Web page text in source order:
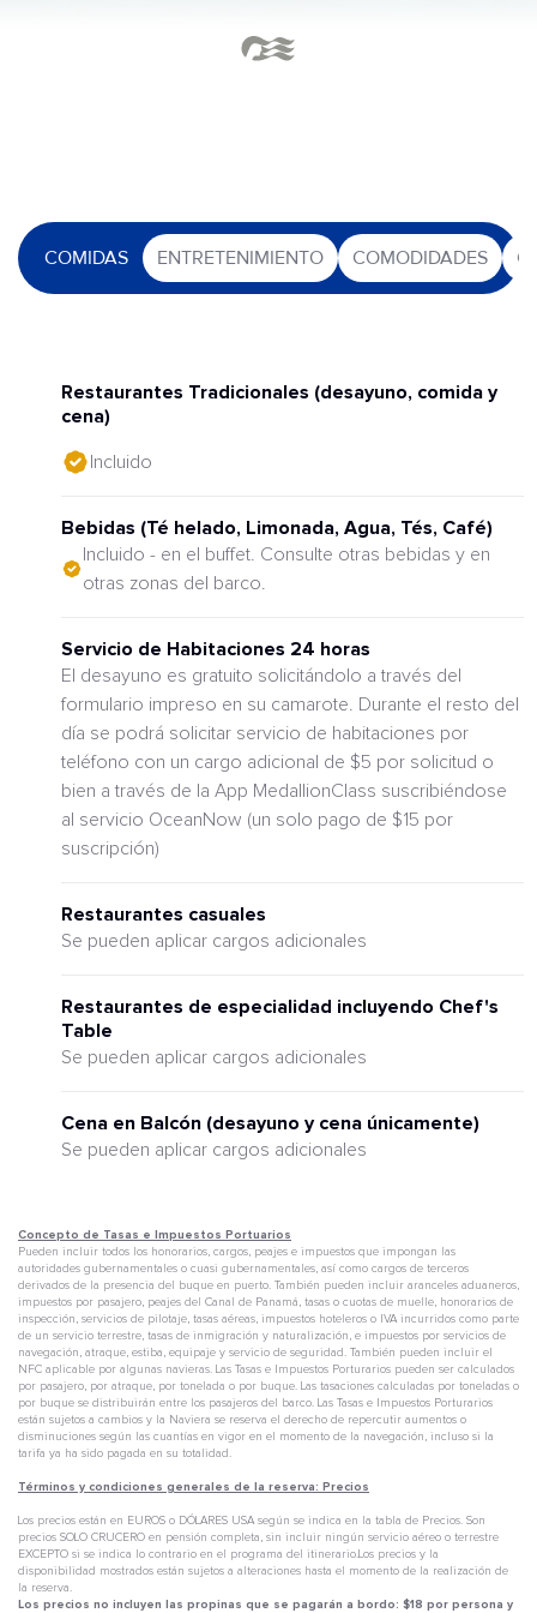
COMIDAS ENTRETENIMIENTO COMODIDADES
Restaurantes Tradicionales (desayuno, comida y
cena)
Incluido
Bebidas (Té helado, Limonada, Agua, Tés, Café)
Incluido - en el buffet. Consulte otras bebidas y en
otras zonas del barco.
Servicio de Habitaciones 24 horas
El desayuno es gratuito solicitándolo a través del
formulario impreso en su camarote. Durante el resto del
día se podrá solicitar servicio de habitaciones por
teléfono con un cargo adicional de $5 por solicitud o
bien a través de la App MedallionClass suscribiéndose
al servicio OceanNow (un solo pago de $15 por
suscripción)
Restaurantes casuales
Se pueden aplicar cargos adicionales
Restaurantes de especialidad incluyendo Chef's
Table
Se pueden aplicar cargos adicionales
Cena en Balcón (desayuno y cena únicamente)
Se pueden aplicar cargos adicionales
Concepto de Tasas e Impuestos Portuarios
Pueden incluir todos los honorarios, cargos, peajes e impuestos que impongan las
autoridades gubernamentales o cuasi gubernamentales, así como cargos de terceros
derivados de la presencia del buque en puerto. También pueden incluir aranceles aduaneros,
impuestos por pasajero, peajes del Canal de Panamá, tasas o cuotas de muelle, honorarios de
inspección, servicios de pilotaje, tasas aéreas, impuestos hoteleros o IVA incurridos como parte
de un servicio terrestre, tasas de inmigración y naturalización, e impuestos por servicios de
navegación, atraque, estiba, equipaje y servicio de seguridad. También pueden incluir el
NFC aplicable por algunas navieras. Las Tasas e Impuestos Porturarios pueden ser calculados
por pasajero, por atraque, por tonelada o por buque. Las tasaciones calculadas por toneladas o
por buque se distribuirán entre los pasajeros del barco. Las Tasas e Impuestos Porturarios
están sujetos a cambios y la Naviera se reserva el derecho de repercutir aumentos o
disminuciones según las cuantías en vigor en el momento de la navegación, incluso si la
tarifa ya ha sido pagada en su totalidad.
Términos y condiciones generales de la reserva: Precios
Los precios están en EUROS o DÓLARES USA según se indica en la tabla de Precios. Son
precios SOLO CRUCERO en pensión completa, sin incluir ningún servicio aéreo o terrestre
EXCEPTO si se indica lo contrario en el programa del itinerario.Los precios y la
disponibilidad mostrados están sujetos a alteraciones hasta el momento de la realización de
la reserva.
Los precios no incluyen las propinas que se pagarán a bordo: $18 por persona y